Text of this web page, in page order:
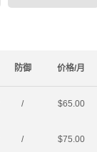
防御 价格/月
/ $65.00
/ $75.00